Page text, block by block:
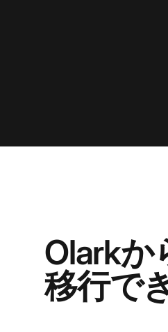
Olarkか
移行で